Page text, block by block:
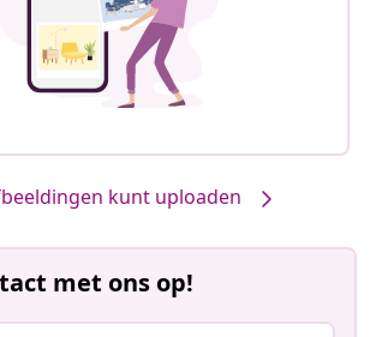
kunt uploaden
met ons op!